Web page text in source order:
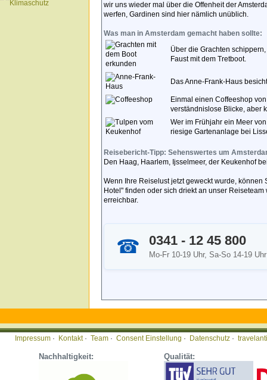
wir uns wieder mal über die Offenheit der
werfen, Gardinen sind hier nämlich unüblich.
Was man in Amsterdam gemacht haben sollte:
Über die Grachten
Faust mit dem Tretboot.
Das Anne-Frank-Haus
Einmal einen Coffeeshop
verständnislose Blicke, aber
Wer im Frühjahr ein Meer
riesige Gartenanlage bei
Reisebericht-Tipp: Sehenswertes um
Den Haag, Haarlem, Ijsselmeer, der Keukenhof
Wenn Ihre Reiselust jetzt geweckt wurde,
Hotel" finden oder sich driekt an unser
erreichbar.
☎ 0341 - 12 45 800
Mo-Fr 10-19 Uhr, Sa-So 14-19 Uhr
Impressum · Kontakt· Team · Consent Einstellung · Datenschutz ·
Nachhaltigkeit: Qualität: